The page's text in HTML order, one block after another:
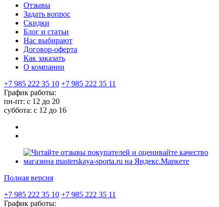
Отзывы
Задать вопрос
Скидки
Блог и статьи
Нас выбирают
Договор-оферта
Как заказать
О компании
+7 985 222 35 10 +7 985 222 35 11
График работы:
пн-пт: с 12 до 20
суббота: c 12 до 16
Полная версия
+7 985 222 35 10 +7 985 222 35 11
График работы: